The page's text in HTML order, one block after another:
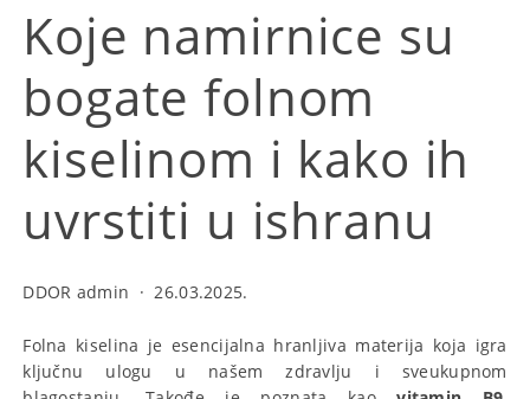
Koje namirnice su
bogate folnom
kiselinom i kako ih
uvrstiti u ishranu
DDOR admin ·26.03.2025.
Folna kiselina je esencijalna hranljiva materija koja igra
ključnu ulogu u našem zdravlju i sveukupnom